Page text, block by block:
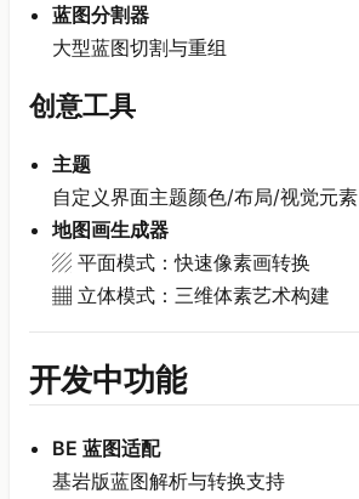
蓝图分割器
大型蓝图切割与重组
创意工具
主题
自定义界面主题颜色/布局/视觉元素
地图画生成器
▨ 平面模式：快速像素画转换
▦ 立体模式：三维体素艺术构建
开发中功能
BE 蓝图适配
基岩版蓝图解析与转换支持